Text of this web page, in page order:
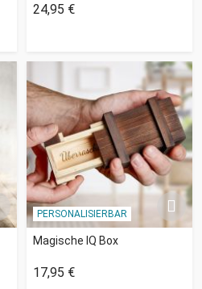
24,95 €
PERSONALISIERBAR
Magische IQ Box
17,95 €